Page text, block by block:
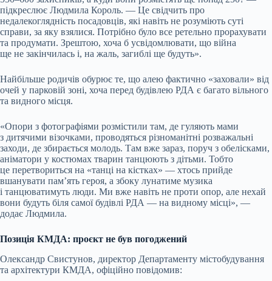
підкреслює Людмила Король. — Це свідчить про
недалекоглядність посадовців, які навіть не розуміють суті
справи, за яку взялися. Потрібно було все ретельно прорахувати
та продумати. Зрештою, хоча б усвідомлювати, що війна
ще не закінчилась і, на жаль, загиблі ще будуть».
Найбільше родичів обурює те, що алею фактично «заховали» від
очей у парковій зоні, хоча перед будівлею РДА є багато вільного
та видного місця.
«Опори з фотографіями розмістили там, де гуляють мами
з дитячими візочками, проводяться різноманітні розважальні
заходи, де збирається молодь. Там вже зараз, поруч з обелісками,
аніматори у костюмах тварин танцюють з дітьми. Тобто
це перетвориться на «танці на кістках» — хтось прийде
вшанувати пам’ять героя, а збоку лунатиме музика
і танцюватимуть люди. Ми вже навіть не проти опор, але нехай
вони будуть біля самої будівлі РДА — на видному місці», —
додає Людмила.
Позиція КМДА: проєкт не був погоджений
Олександр Свистунов, директор Департаменту містобудування
та архітектури КМДА, офіційно повідомив: